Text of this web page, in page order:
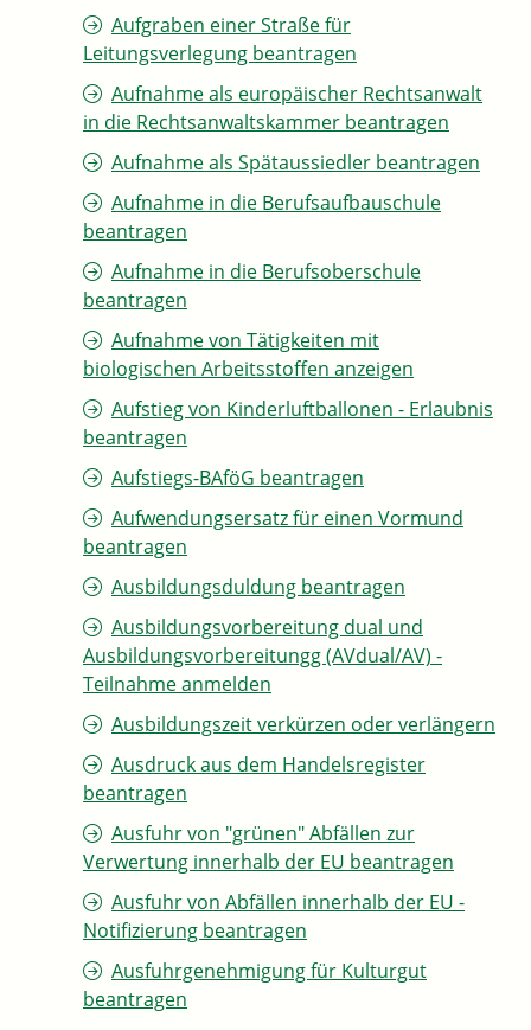
Aufgraben einer Straße für
Leitungsverlegung beantragen
Aufnahme als europäischer Rechtsanwalt
in die Rechtsanwaltskammer beantragen
Aufnahme als Spätaussiedler beantragen
Aufnahme in die Berufsaufbauschule
beantragen
Aufnahme in die Berufsoberschule
beantragen
Aufnahme von Tätigkeiten mit
biologischen Arbeitsstoffen anzeigen
Aufstieg von Kinderluftballonen - Erlaubnis
beantragen
Aufstiegs-BAföG beantragen
Aufwendungsersatz für einen Vormund
beantragen
Ausbildungsduldung beantragen
Ausbildungsvorbereitung dual und
Ausbildungsvorbereitungg (AVdual/AV) -
Teilnahme anmelden
Ausbildungszeit verkürzen oder verlängern
Ausdruck aus dem Handelsregister
beantragen
Ausfuhr von "grünen" Abfällen zur
Verwertung innerhalb der EU beantragen
Ausfuhr von Abfällen innerhalb der EU -
Notifizierung beantragen
Ausfuhrgenehmigung für Kulturgut
beantragen